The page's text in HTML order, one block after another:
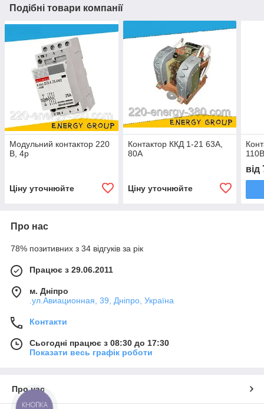
Подібні товари компанії
Модульний контактор 220
В, 4p
Ціну уточнюйте
Контактор ККД 1-21 63А,
80А
Ціну уточнюйте
від
Про нас
78% позитивних з 34 відгуків за рік
Працює з 29.06.2011
м. Дніпро
.ул.Авиационная, 39, Дніпро, Україна
Контакти
Сьогодні працює з 08:30 до 17:30
Показати весь графік роботи
Про нас
КНОПКА